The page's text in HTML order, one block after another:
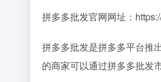
拼多多批发官网网址：
拼多多批发是拼多多平台推
的商家可以通过拼多多批发